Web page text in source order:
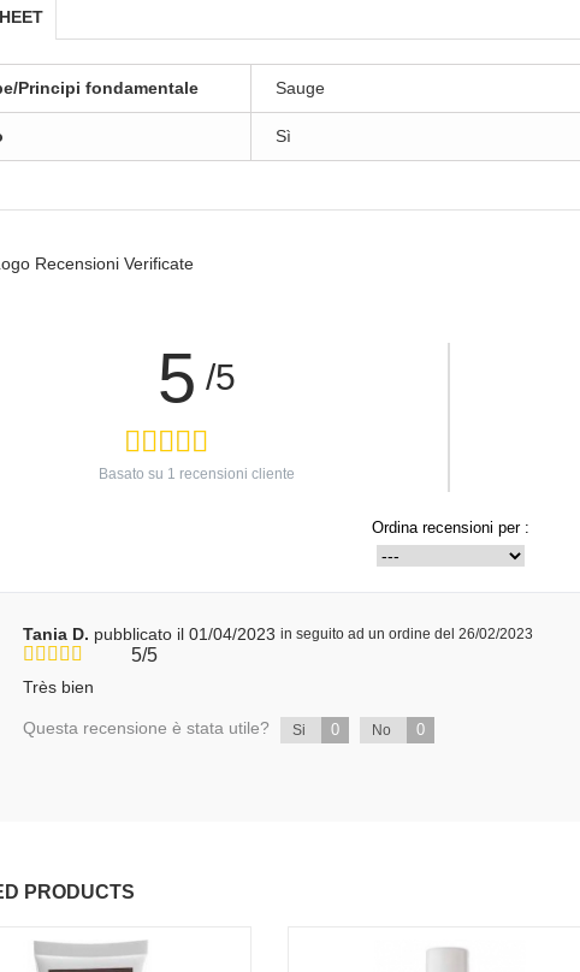
Principi fondamentale Sauge
Sì
5 /5
Basato su 1 recensioni cliente
Ordina recensioni per :
Tania D. pubblicato il 01/04/2023 in seguito ad un ordine del 26/02/2023
5/5
Très bien
Questa recensione è stata utile? Si 0 No 0
PRODUCTS